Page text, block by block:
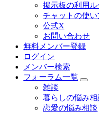
掲示板の利用
チャットの使い
公式X
お問い合わせ
無料メンバー登録
ログイン
メンバー検索
フォーラム一覧
雑談
暮らしの悩み相
恋愛の悩み相談